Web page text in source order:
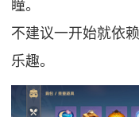
瞳。
不建议一开始就依
乐趣。